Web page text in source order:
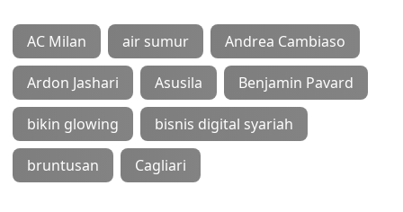
AC Milan air sumur Andrea Cambiaso
Ardon Jashari Asusila Benjamin Pavard
bikin glowing bisnis digital syariah
bruntusan Cagliari